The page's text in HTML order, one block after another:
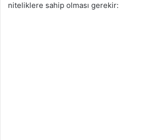
niteliklere sahip olması gerekir: